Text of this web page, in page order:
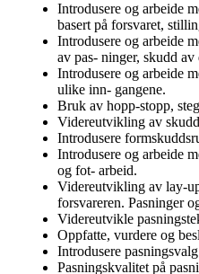
Introdusere og arbeide
basert på forsvaret,
Introdusere og arbeide
av pas- ninger, skudd
Introdusere og arbeide
ulike inn- gangene.
Bruk av hopp-stopp,
Videreutvikling av
Introdusere
Introdusere og arbeide
og fot- arbeid.
Videreutvikling av lay-
forsvareren. Pasninger
Videreutvikle
Oppfatte, vurdere og
Introdusere
Pasningskvalitet på